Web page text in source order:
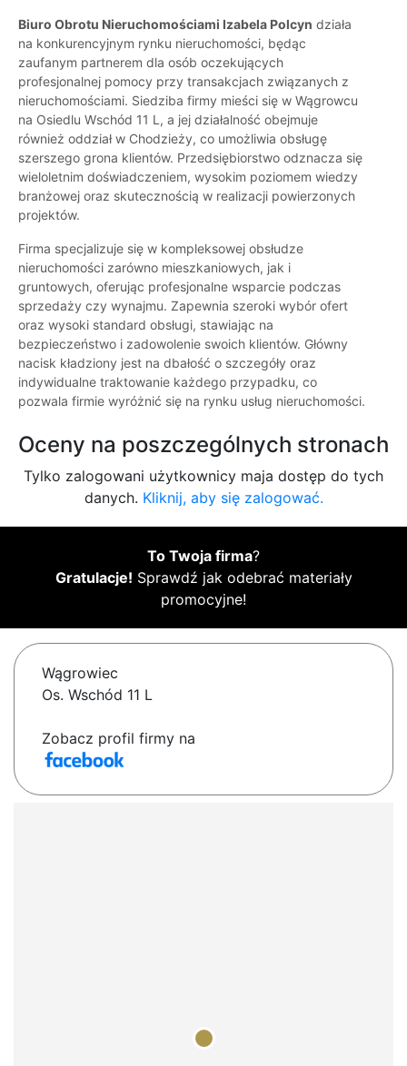
Biuro Obrotu Nieruchomościami Izabela Polcyn działa
na konkurencyjnym rynku nieruchomości, będąc
zaufanym partnerem dla osób oczekujących
profesjonalnej pomocy przy transakcjach związanych z
nieruchomościami. Siedziba firmy mieści się w Wągrowcu
na Osiedlu Wschód 11 L, a jej działalność obejmuje
również oddział w Chodzieży, co umożliwia obsługę
szerszego grona klientów. Przedsiębiorstwo odznacza się
wieloletnim doświadczeniem, wysokim poziomem wiedzy
branżowej oraz skutecznością w realizacji powierzonych
projektów.
Firma specjalizuje się w kompleksowej obsłudze
nieruchomości zarówno mieszkaniowych, jak i
gruntowych, oferując profesjonalne wsparcie podczas
sprzedaży czy wynajmu. Zapewnia szeroki wybór ofert
oraz wysoki standard obsługi, stawiając na
bezpieczeństwo i zadowolenie swoich klientów. Główny
nacisk kładziony jest na dbałość o szczegóły oraz
indywidualne traktowanie każdego przypadku, co
pozwala firmie wyróżnić się na rynku usług nieruchomości.
Oceny na poszczególnych stronach
Tylko zalogowani użytkownicy maja dostęp do tych
danych. Kliknij, aby się zalogować.
To Twoja firma?
Gratulacje! Sprawdź jak odebrać materiały
promocyjne!
Wągrowiec
Os. Wschód 11 L
Zobacz profil firmy na